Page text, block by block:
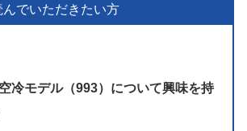
んでいただきたい方
冷モデル（993）について興味を持